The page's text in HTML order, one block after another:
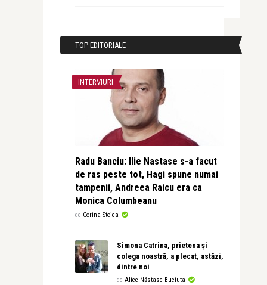
TOP EDITORIALE
INTERVIURI
Radu Banciu: Ilie Nastase s-a facut
de ras peste tot, Hagi spune numai
tampenii, Andreea Raicu era ca
Monica Columbeanu
de Corina Stoica
Simona Catrina, prietena și
colega noastră, a plecat, astăzi,
dintre noi
de Alice Năstase Buciuta